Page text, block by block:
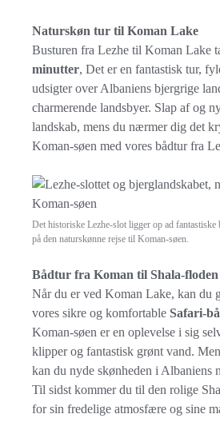
Naturskøn tur til Koman Lake
Busturen fra Lezhe til Koman Lake
minutter, Det er en fantastisk tur,
udsigter over Albaniens bjergrige
charmerende landsbyer. Slap af og
landskab, mens du nærmer dig det
Koman-søen med vores bådtur fra
Det historiske Lezhe-slot ligger op ad fantastiske
på den naturskønne rejse til Koman-søen.
Bådtur fra Koman til Shala-floden
Når du er ved Koman Lake, kan du
vores sikre og komfortable Safari-
Koman-søen er en oplevelse i sig
klipper og fantastisk grønt vand.
kan du nyde skønheden i Albaniens
Til sidst kommer du til den rolige
for sin fredelige atmosfære og sine